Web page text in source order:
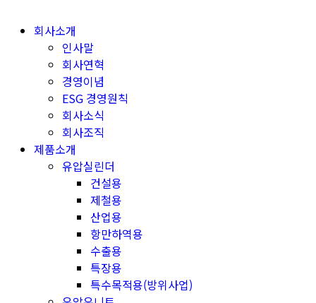
회사소개
인사말
회사연혁
경영이념
ESG 경영원칙
회사소식
회사조직
제품소개
유압실린더
건설용
제철용
산업용
항만하역용
수출용
특장용
특수목적용(방위사업)